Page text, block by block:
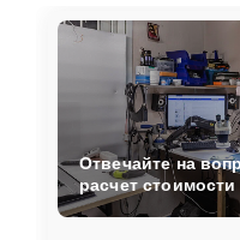
Отвечайте на
расчет